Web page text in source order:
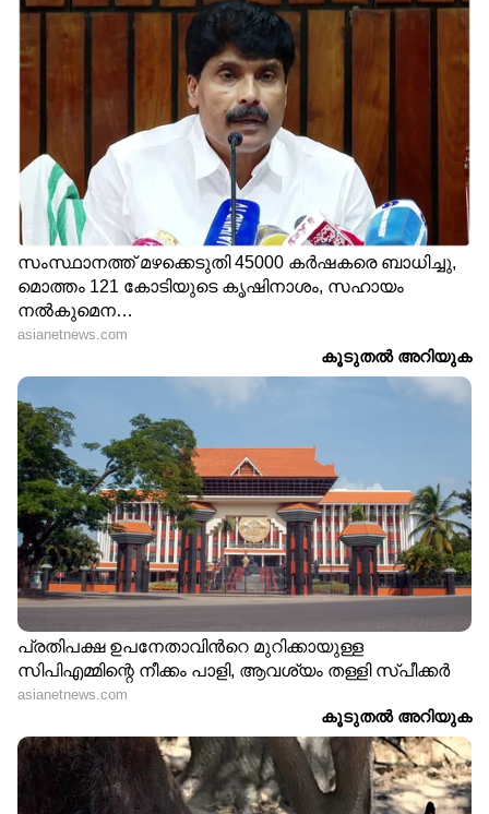
എന്നതാണ്. കുട്ടികള്‍ നടത്തുന്ന ഓരോ
ഇടപാടും ഏത് വിഭാഗത്തില്‍പ്പെട്ടതാണെന്ന്
(ഭക്ഷണം, യാത്ര, ഷോപ്പിംഗ് തുടങ്ങിയവ) ആപ്പ്
തനിയെ തരംതിരിച്ചു കാണിക്കും. ഇത്
കുട്ടികളില്‍ ചെറുപ്രായം മുതലേ കൃത്യമായ
പണച്ചെലവ് ശീലങ്ങള്‍ വളര്‍ത്തിയെടുക്കാന്‍
കുടുംബങ്ങളെ സഹായിക്കുമെന്ന് പേടിഎം
വ്യക്തമാക്കുന്നു.